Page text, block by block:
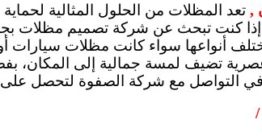
, تعد المظلات من الحلول المثالية
إذا كنت تبحث عن شركة تصميم مظلات
أنواعها سواء كانت مظلات سيارات
تضيف لمسة جمالية إلى المكان،
في التواصل مع شركة الصفوة لتحصل على
/